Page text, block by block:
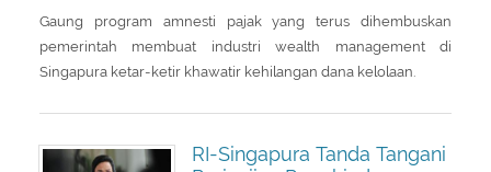
Gaung program amnesti pajak yang terus dihembuskan
pemerintah membuat industri wealth management di
Singapura ketar-ketir khawatir kehilangan dana kelolaan.
RI-Singapura Tanda Tangani